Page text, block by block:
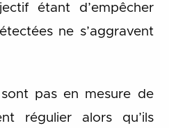
étant d’empêcher
ne s’aggravent
pas en mesure de
régulier alors qu’ils